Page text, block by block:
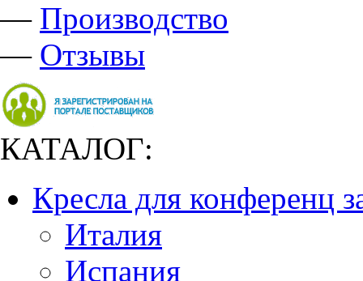
— Производство
— Отзывы
КАТАЛОГ:
Кресла для конференц
Италия
Испания